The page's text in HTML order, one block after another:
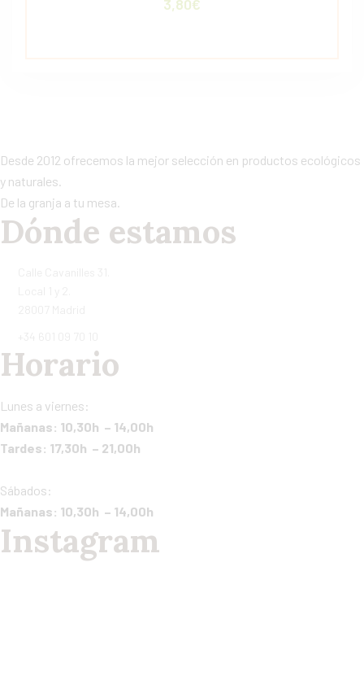
3,80€
Desde 2012 ofrecemos la mejor selección en productos ecológicos
y naturales.
De la granja a tu mesa.
Dónde estamos
Horario
Lunes a viernes:
Mañanas: 10,30h – 14,00h
Tardes: 17,30h – 21,00h
Sábados:
Mañanas: 10,30h – 14,00h
Instagram